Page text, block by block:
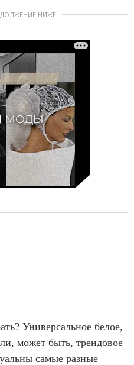
НИЖЕ
Универсальное белое,
может быть, трендовое
самые разные